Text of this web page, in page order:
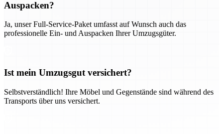
Auspacken?
Ja, unser Full-Service-Paket umfasst auf Wunsch auch das
professionelle Ein- und Auspacken Ihrer Umzugsgüter.
Ist mein Umzugsgut versichert?
Selbstverständlich! Ihre Möbel und Gegenstände sind während des
Transports über uns versichert.